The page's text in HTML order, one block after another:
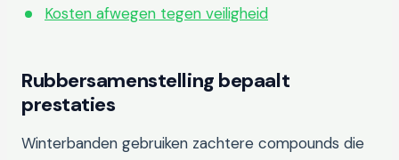
Kosten afwegen tegen veiligheid
Rubbersamenstelling bepaalt
prestaties
Winterbanden gebruiken zachtere compounds die